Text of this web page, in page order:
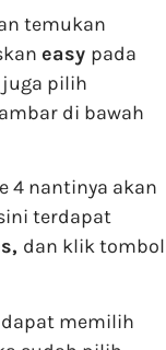
temukan
easy pada
pilih
di bawah
4 nantinya akan
terdapat
dan klik tombol
dapat memilih